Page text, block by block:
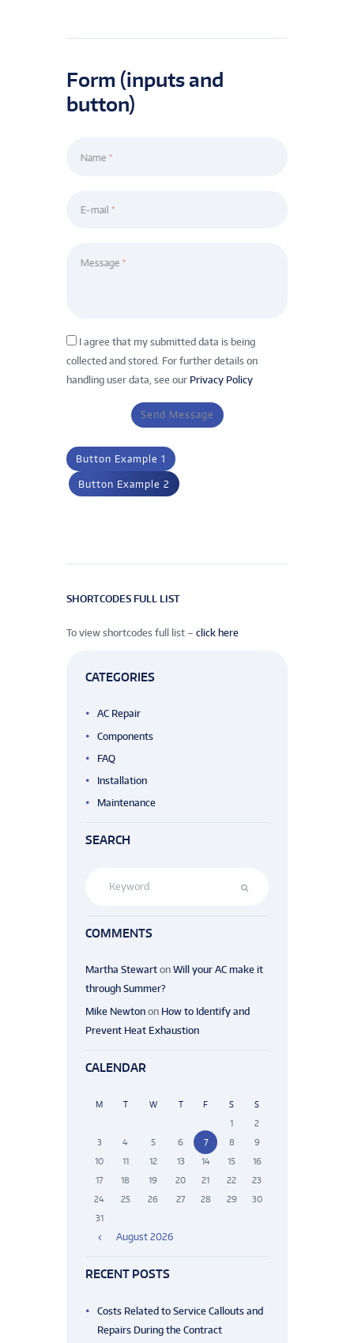
Form (inputs and
button)
Name
E-mail
Message
I agree that my submitted data is being
collected and stored. For further details on
handling user data, see our Privacy Policy
Send Message
Button Example 1
Button Example 2
SHORTCODES FULL LIST
To view shortcodes full list – click here
CATEGORIES
AC Repair
Components
FAQ
Installation
Maintenance
SEARCH
COMMENTS
Martha Stewart on Will your AC make it
through Summer?
Mike Newton on How to Identify and
Prevent Heat Exhaustion
CALENDAR
August 2026
M T W T F S S
1
2
3
4 5 6 7 8
9
10
11 12 13 14 15
16
17
18 19 20 21 22
23
24
25 26 27 28 29
30
31
RECENT POSTS
Costs Related to Service Callouts and
Repairs During the Contract